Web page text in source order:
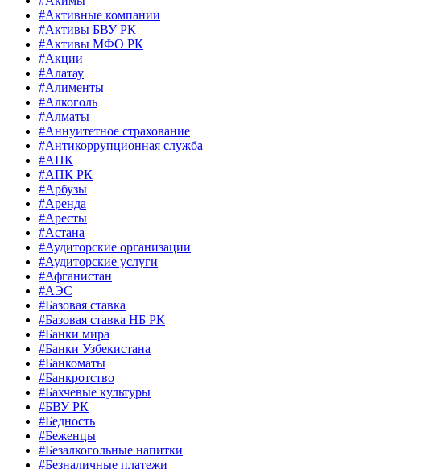
#Активные компании
#Активы БВУ РК
#Активы МФО РК
#Акции
#Алатау
#Алименты
#Алкоголь
#Алматы
#Аннуитетное страхование
#Антикоррупционная служба
#АПК
#АПК РК
#Арбузы
#Аренда
#Аресты
#Астана
#Аудиторские организации
#Аудиторские услуги
#Афганистан
#АЭС
#Базовая ставка
#Базовая ставка НБ РК
#Банки мира
#Банки Узбекистана
#Банкоматы
#Банкротство
#Бахчевые культуры
#БВУ РК
#Бедность
#Беженцы
#Безалкогольные напитки
#Безналичные платежи